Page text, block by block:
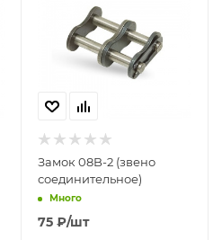
Замок 08B-2 (звено
соединительное)
Много
75 ₽/шт